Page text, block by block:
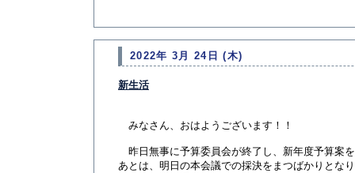
2022年 3月 24日 (木)
新生活
みなさん、おはようございます！！
昨日無事に予算委員会が終了し、新年度予算案
あとは、明日の本会議での採決をまつばかりとな